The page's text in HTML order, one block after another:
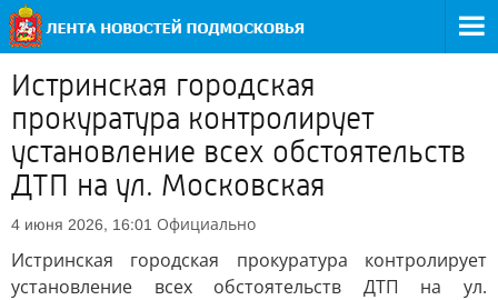
Истринская городская
прокуратура контролирует
установление всех обстоятельств
ДТП на ул. Московская
4 июня 2026, 16:01 Официально
Истринская городская прокуратура контролирует
установление всех обстоятельств ДТП на ул.